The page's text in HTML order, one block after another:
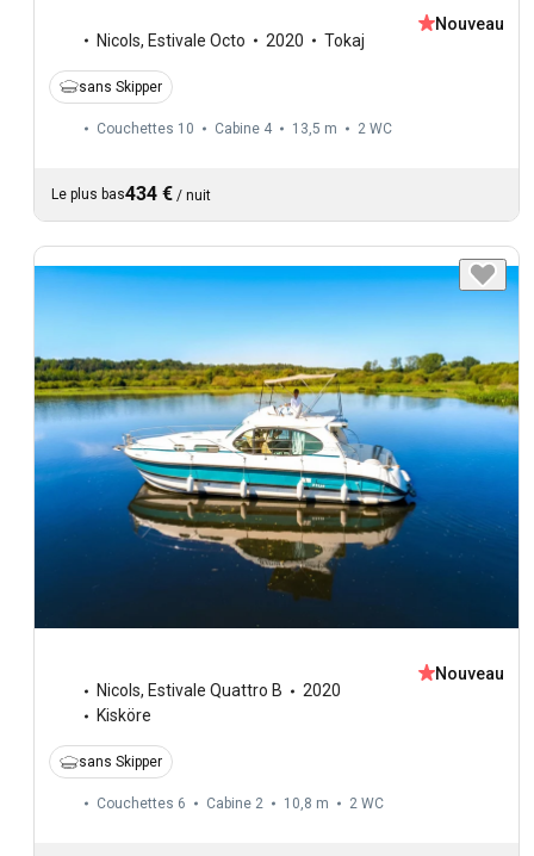
Nicols, Estivale Octo 2020 Tokaj
Nouveau
sans Skipper
Couchettes 10 Cabine 4 13,5 m 2 WC
Le plus bas434 € / nuit
Nicols, Estivale Quattro B
2020
Kisköre
Nouveau
sans Skipper
Couchettes 6 Cabine 2 10,8 m 2 WC